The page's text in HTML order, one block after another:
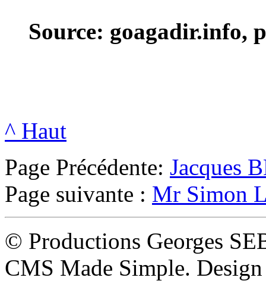
Source: goagadir.info,
^ Haut
Page Précédente: Jacques
Page suivante : Mr Simon
© Productions Georges
CMS Made Simple. Design